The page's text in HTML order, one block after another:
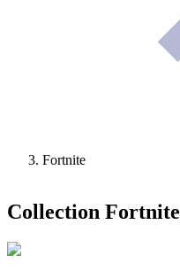
Fortnite
Collection Fortnite